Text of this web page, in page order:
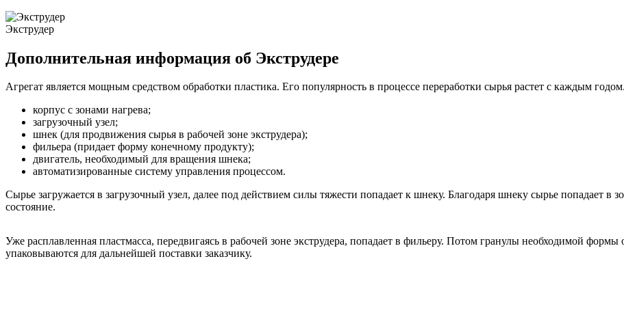
Экструдер
Дополнительная информация об Экструдере
Агрегат является мощным средством обработки пластика. Его популярность в процессе переработки сырья растет с каждым
корпус с зонами нагрева;
загрузочный узел;
шнек (для продвижения сырья в рабочей зоне экструдера);
фильера (придает форму конечному продукту);
двигатель, необходимый для вращения шнека;
автоматизированные систему управления процессом.
Сырье загружается в загрузочный узел, далее под действием силы тяжести попадает к шнеку. Благодаря шнеку сырье попадает в
состояние.
Уже расплавленная пластмасса, передвигаясь в рабочей зоне экструдера, попадает в фильеру. Потом гранулы необходимой
упаковываются для дальнейшей поставки заказчику.